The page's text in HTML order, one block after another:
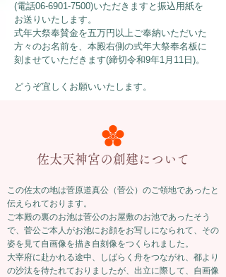
(電話06-6901-7500)いただきますと振込用紙を
お送りいたします。
式年大祭奉賛金を五万円以上ご奉納いただいた
方々のお名前を、本殿右側の式年大祭奉名板に
刻ませていただきます(締切令和9年1月11日)。
どうぞ宜しくお願いいたします。
​佐太天神宮の創建について
​この佐太の地は菅原道真公（菅公）のご領地であったと
伝えられております。
ご本殿の裏のお池は菅公のお屋敷のお池であったそう
で、菅公ご本人がお池にお顔をお写しになられて、その
姿を見て自画像を描き自刻像をつくられました。
​大宰府に赴かれる途中、しばらく舟をつながれ、都より
の沙汰を待たれておりましたが、出立に際して、自画像